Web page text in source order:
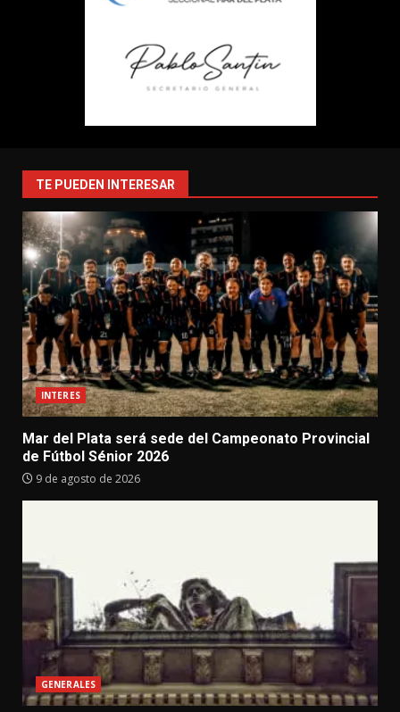
TE PUEDEN INTERESAR
INTERES
Mar del Plata será sede del Campeonato Provincial
de Fútbol Sénior 2026
9 de agosto de 2026
GENERALES